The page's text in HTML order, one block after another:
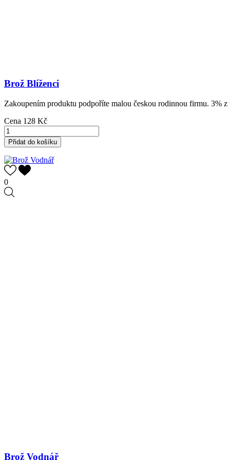
Brož Blíženci
Zakoupením produktu podpoříte malou českou rodinnou firmu. 3%
Cena 128 Kč
Přidat do košíku
0
Brož Vodnář